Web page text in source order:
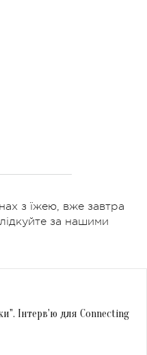
з їжею, вже завтра
за нашими
Інтерв'ю для Connecting